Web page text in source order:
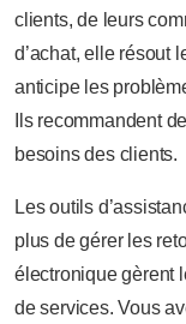
clients, de leurs
d’achat, elle résout
anticipe les
Ils recommandent
besoins des clients.
Les outils
plus de gérer les
électronique gèrent
de services. Vous